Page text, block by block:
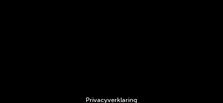
Privacyverklaring